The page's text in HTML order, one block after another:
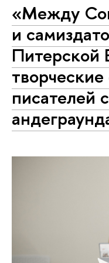
«Между
и
Питерской
писателей